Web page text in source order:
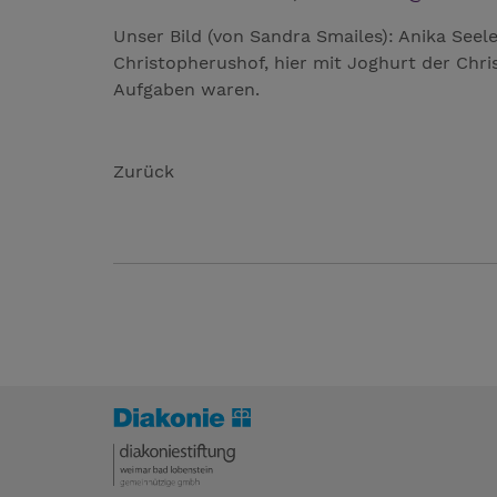
Unser Bild (von Sandra Smailes): Anika
Christopherushof, hier mit Joghurt der
Aufgaben waren.
Zurück